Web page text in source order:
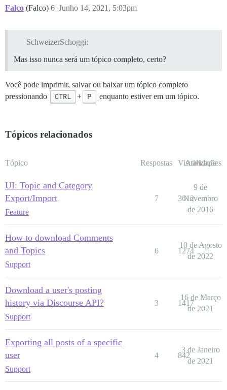
Falco (Falco) Junho 14, 2021, 5:03pm
6
SchweizerSchoggi:
Mas isso nunca será um tópico completo, certo?
Você pode imprimir, salvar ou baixar um tópico completo
pressionando
CTRL + P enquanto estiver em um tópico.
Tópicos relacionados
Tópico Respostas Visualizações
Atividade
UI: Topic and Category
Export/Import
Feature
7 3612
9 de
Novembro
de 2016
How to download Comments
and Topics
Support
6 1274
10 de Agosto
de 2022
Download a user's posting
history via Discourse API?
Support
3 1417
16 de Março
de 2021
Exporting all posts of a specific
user
Support
4 842
3 de Janeiro
de 2021